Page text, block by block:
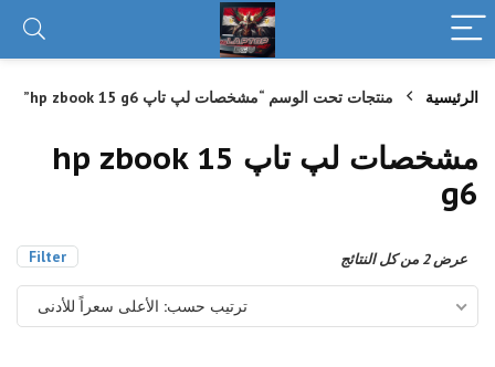
الرئيسية منتجات تحت الوسم “مشخصات لپ تاپ hp zbook 15 g6”
مشخصات لپ تاپ hp zbook 15
g6
Filter عرض ⁦2⁩ من كل النتائج
ترتيب حسب: الأعلى سعراً للأدنى